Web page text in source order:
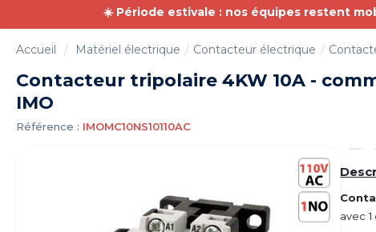
☀️ Période estivale : nos équipes restent
Accueil Matériel électrique Contacteur électrique
Contacteur tripolaire 4KW 10A -
IMO
Référence : IMOMC10NS10110AC
avec